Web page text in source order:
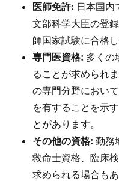
医師免許: 日本国内
文部科学大臣の登
師国家試験に合格
専門医資格: 多くの
ることが求められ
の専門分野におい
を有することを示
とがあります。
その他の資格: 勤務
救命士資格、臨床
求められる場合もあ